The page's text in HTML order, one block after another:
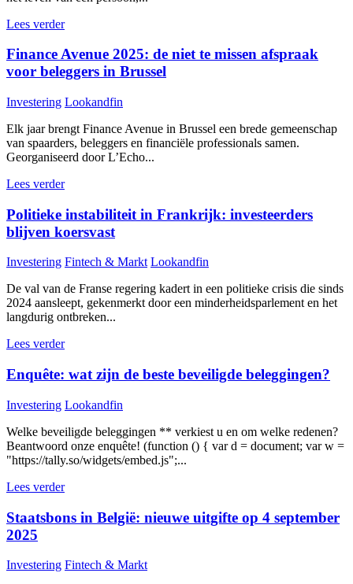
Lees verder
Finance Avenue 2025: de niet te missen afspraak
voor beleggers in Brussel
Investering Lookandfin
Elk jaar brengt Finance Avenue in Brussel een brede gemeenschap
van spaarders, beleggers en financiële professionals samen.
Georganiseerd door L’Echo...
Lees verder
Politieke instabiliteit in Frankrijk: investeerders
blijven koersvast
Investering Fintech & Markt Lookandfin
De val van de Franse regering kadert in een politieke crisis die sinds
2024 aansleept, gekenmerkt door een minderheidsparlement en het
langdurig ontbreken...
Lees verder
Enquête: wat zijn de beste beveiligde beleggingen?
Investering Lookandfin
Welke beveiligde beleggingen ** verkiest u en om welke redenen?
Beantwoord onze enquête! (function () { var d = document; var w =
"https://tally.so/widgets/embed.js";...
Lees verder
Staatsbons in België: nieuwe uitgifte op 4 september
2025
Investering Fintech & Markt